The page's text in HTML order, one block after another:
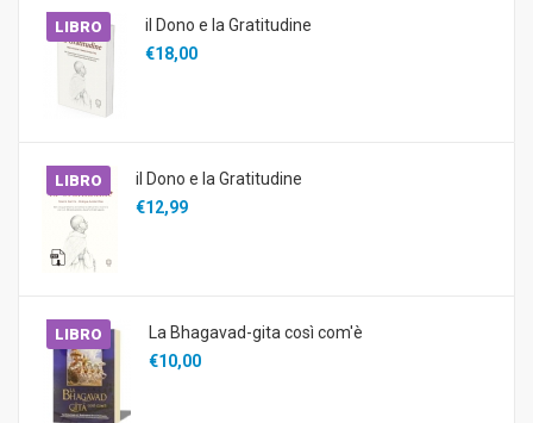
LIBRO
il Dono e la Gratitudine
€18,00
LIBRO
il Dono e la Gratitudine
€12,99
LIBRO
La Bhagavad-gita così com'è
€10,00